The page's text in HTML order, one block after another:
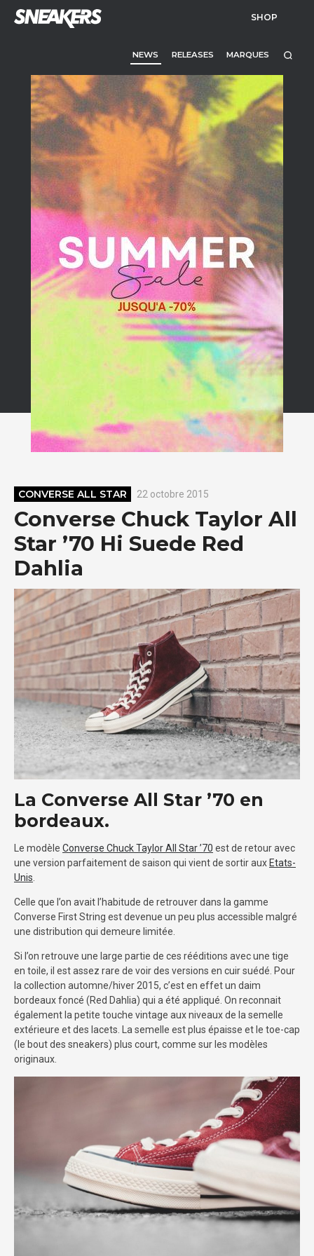
SHOP
NEWS RELEASES MARQUES
CONVERSE ALL STAR 22 octobre 2015
Converse Chuck Taylor All
Star ’70 Hi Suede Red
Dahlia
La Converse All Star ’70 en
bordeaux.
Le modèle Converse Chuck Taylor All Star ’70 est de retour avec
une version parfaitement de saison qui vient de sortir aux Etats-
Unis
Celle que l’on avait l’habitude de retrouver dans la gamme
Converse First String est devenue un peu plus accessible malgré
une distribution qui demeure limitée.
Si l’on retrouve une large partie de ces rééditions avec une tige
en toile, il est assez rare de voir des versions en cuir suédé. Pour
la collection automne/hiver 2015, c’est en effet un daim
bordeaux foncé (Red Dahlia) qui a été appliqué. On reconnait
également la petite touche vintage aux niveaux de la semelle
extérieure et des lacets. La semelle est plus épaisse et le toe-cap
(le bout des sneakers) plus court, comme sur les modèles
originaux.